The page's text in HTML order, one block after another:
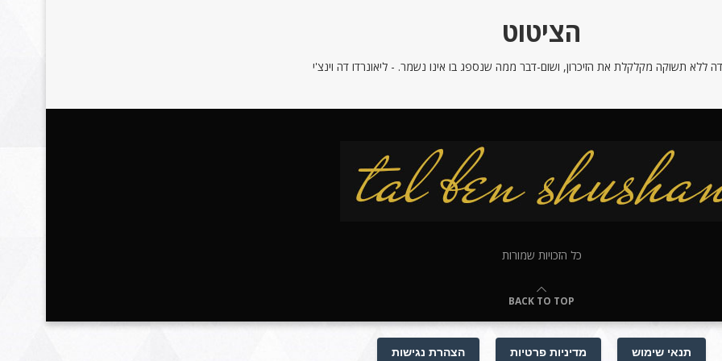
הציטוט
ללא תשוקה מקלקלת את הזיכרון, ושום-דבר ממה שנספג בו אינו נשמר. - ליאונרדו דה וינצ'י
כל הזכויות שמורות
BACK TO TOP
תנאי שימוש מדיניות פרטיות הצהרת נגישות